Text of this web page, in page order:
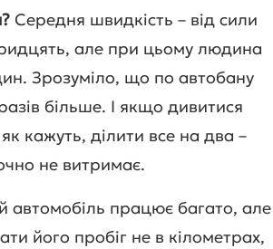
Середня швидкість – від сили
але при цьому людина
Зрозуміло, що по автобану
більше. І якщо дивитися
кажуть, ділити все на два –
не витримає.
автомобіль працює багато, але
його пробіг не в кілометрах,